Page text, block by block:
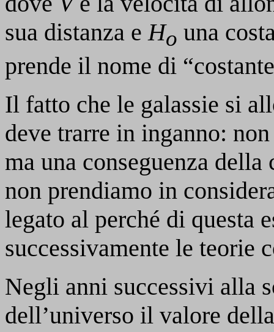
sua distanza eHo una
prende il nome di
Il fatto che le galassie si
deve trarre in inganno:
ma una conseguenza
non prendiamo in
legato al perché di questa
successivamente le teorie
Negli anni successivi alla
dell’universo il valore